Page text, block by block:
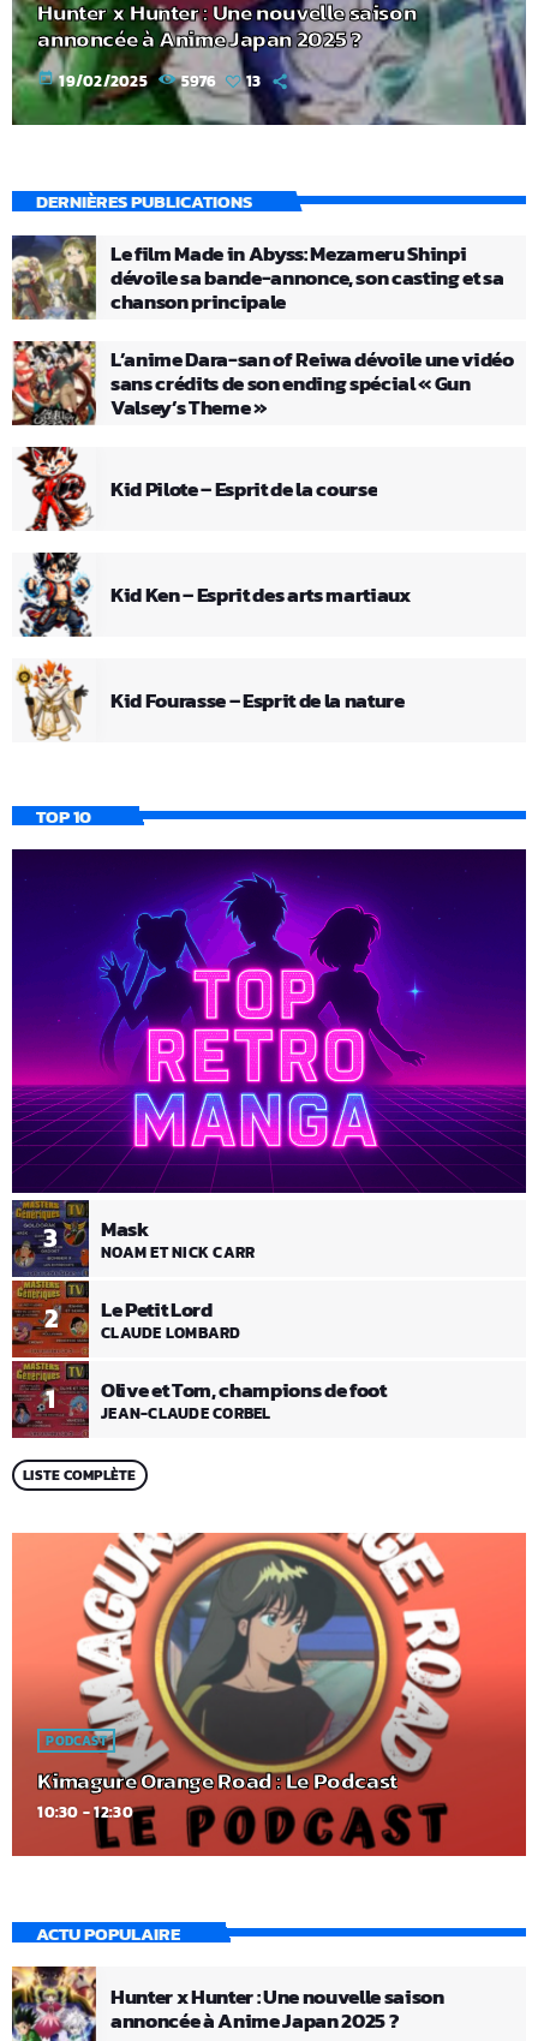
Hunter x Hunter : Une nouvelle saison
annoncée à Anime Japan 2025 ?
today 19/02/2025 5976 13
DERNIÈRES PUBLICATIONS
Le film Made in Abyss: Mezameru Shinpi
dévoile sa bande-annonce, son casting et sa
chanson principale
L’anime Dara-san of Reiwa dévoile une vidéo
sans crédits de son ending spécial « Gun
Valsey’s Theme »
Kid Pilote – Esprit de la course
Kid Ken – Esprit des arts martiaux
Kid Fourasse – Esprit de la nature
TOP 10
1 Olive et Tom, champions de foot
JEAN-CLAUDE CORBEL
2 Le Petit Lord
CLAUDE LOMBARD
3 Mask
NOAM ET NICK CARR
LISTE COMPLÈTE
PODCAST
Kimagure Orange Road : Le Podcast
10:30 - 12:30
ACTU POPULAIRE
Hunter x Hunter : Une nouvelle saison
annoncée à Anime Japan 2025 ?